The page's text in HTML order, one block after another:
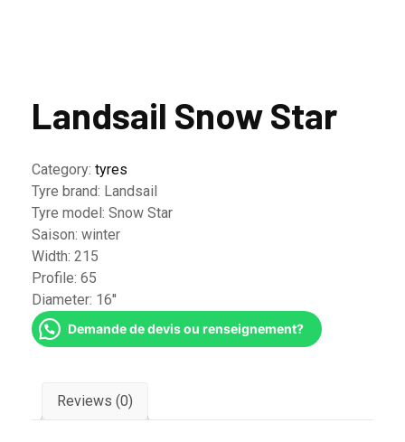
Landsail Snow Star
Category: tyres
Tyre brand: Landsail
Tyre model: Snow Star
Saison: winter
Width: 215
Profile: 65
Diameter: 16''
Demande de devis ou renseignement?
Reviews (0)